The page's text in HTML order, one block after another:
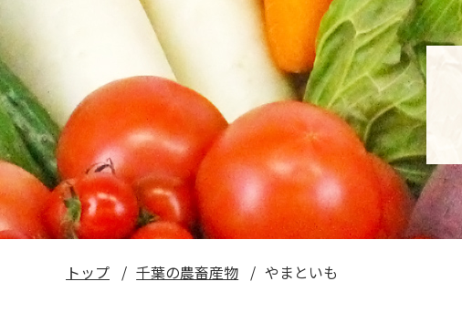
千葉の農畜産物のトップへ
オンラインショップ「ＪＡタウン」
食の安全・安心のための取り組みのトップへ
生産者向け情報のトップへ
肥料農薬情報
暮らしのサービスのトップへ
ＪＡ全農ちばについてのトップへ
トップ 千葉の農畜産物 やまといも